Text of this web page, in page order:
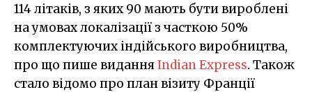
114 літаків, з яких 90 мають бути вироблені
на умовах локалізації з часткою 50%
комплектуючих індійського виробництва,
про що пише виданняIndian Express. Також
стало відомо про план візиту Франції